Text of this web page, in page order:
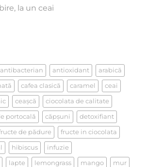
la un ceai
antibacterian antioxidant arabică
cafea clasică caramel ceai
ceaşcă ciocolata de calitate
portocală căpşuni detoxifiant
de pădure fructe in ciocolata
hibiscus infuzie
lapte lemongrass mango mur